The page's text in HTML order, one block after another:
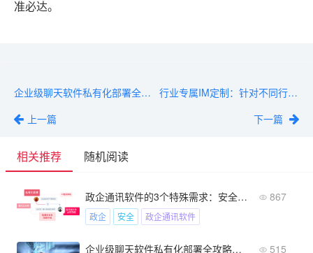
准必达。
企业级聊天软件私有化部署全攻略：从环境配置到高可用架构
上一篇
行业专属IM定制：针对不同行业特点的通讯解决方案
下一篇
相关推荐 随机阅读
政企通讯软件的3个特殊需求：安全、保密与审计 867
政企 安全 政企通讯软件
企业级聊天软件私有化部署全攻略：从环境配置到高可用架构 515